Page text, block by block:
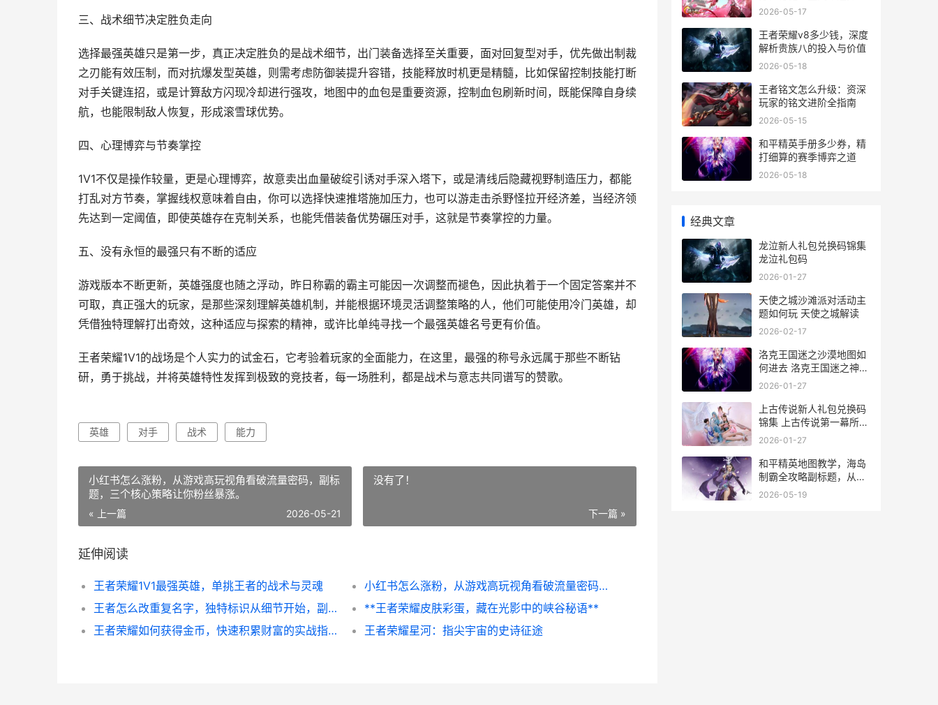
三、战术细节决定胜负走向
选择最强英雄只是第一步，真正决定胜负的是战术细节，出门装备选择至关重要，面对回复型对手，优先做出制裁
之刃能有效压制，而对抗爆发型英雄，则需考虑防御装提升容错，技能释放时机更是精髓，比如保留控制技能打断
对手关键连招，或是计算敌方闪现冷却进行强攻，地图中的血包是重要资源，控制血包刷新时间，既能保障自身续
航，也能限制敌人恢复，形成滚雪球优势。
四、心理博弈与节奏掌控
1V1不仅是操作较量，更是心理博弈，故意卖出血量破绽引诱对手深入塔下，或是清线后隐藏视野制造压力，都能
打乱对方节奏，掌握线权意味着自由，你可以选择快速推塔施加压力，也可以游走击杀野怪拉开经济差，当经济领
先达到一定阈值，即使英雄存在克制关系，也能凭借装备优势碾压对手，这就是节奏掌控的力量。
五、没有永恒的最强只有不断的适应
游戏版本不断更新，英雄强度也随之浮动，昨日称霸的霸主可能因一次调整而褪色，因此执着于一个固定答案并不
可取，真正强大的玩家，是那些深刻理解英雄机制，并能根据环境灵活调整策略的人，他们可能使用冷门英雄，却
凭借独特理解打出奇效，这种适应与探索的精神，或许比单纯寻找一个最强英雄名号更有价值。
王者荣耀1V1的战场是个人实力的试金石，它考验着玩家的全面能力，在这里，最强的称号永远属于那些不断钻
研，勇于挑战，并将英雄特性发挥到极致的竞技者，每一场胜利，都是战术与意志共同谱写的赞歌。
英雄 对手 战术 能力
小红书怎么涨粉，从游戏高玩视角看破流量密码，副标
题，三个核心策略让你粉丝暴涨。
« 上一篇 2026-05-21
没有了！
下一篇 »
延伸阅读
王者荣耀1V1最强英雄，单挑王者的战术与灵魂
小红书怎么涨粉，从游戏高玩视角看破流量密码，副标题，三个核心策略让你粉丝暴涨。
王者怎么改重复名字，独特标识从细节开始，副标题，老玩家浅谈游戏ID的个性化困境与解决之道
**王者荣耀皮肤彩蛋，藏在光影中的峡谷秘语**
王者荣耀如何获得金币，快速积累财富的实战指南副标题，资深玩家的高效心得分享
王者荣耀星河：指尖宇宙的史诗征途
南
2026-05-17
王者荣耀v8多少钱，深度
解析贵族八的投入与价值
2026-05-18
王者铭文怎么升级：资深
玩家的铭文进阶全指南
2026-05-15
和平精英手册多少券，精
打细算的赛季博弈之道
2026-05-18
经典文章
龙泣新人礼包兑换码锦集
龙泣礼包码
2026-01-27
天使之城沙滩派对活动主
题如何玩 天使之城解读
2026-02-17
洛克王国迷之沙漠地图如
何进去 洛克王国迷之神使
在哪
2026-01-27
上古传说新人礼包兑换码
锦集 上古传说第一幕所有
任务
2026-01-27
和平精英地图教学，海岛
制霸全攻略副标题，从跳
伞到决赛圈的终极指南
2026-05-19